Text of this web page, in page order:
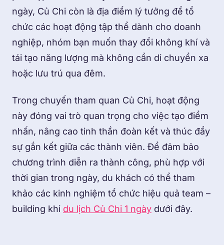
ngày, Củ Chi còn là địa điểm lý tưởng để tổ
chức các hoạt động tập thể dành cho doanh
nghiệp, nhóm bạn muốn thay đổi không khí và
tái tạo năng lượng mà không cần di chuyển xa
hoặc lưu trú qua đêm.
Trong chuyến tham quan Củ Chi, hoạt động
này đóng vai trò quan trọng cho việc tạo điểm
nhấn, nâng cao tinh thần đoàn kết và thúc đẩy
sự gắn kết giữa các thành viên. Để đảm bảo
chương trình diễn ra thành công, phù hợp với
thời gian trong ngày, du khách có thể tham
khảo các kinh nghiệm tổ chức hiệu quả team –
building khi du lịch Củ Chi 1 ngày dưới đây.